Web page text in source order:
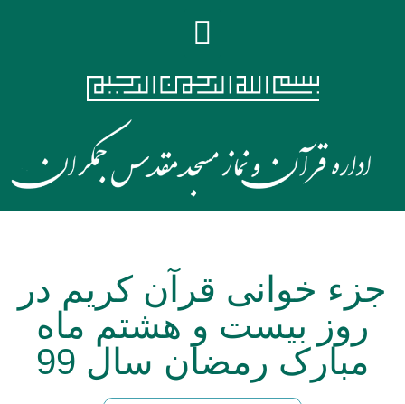
جزء خوانی قرآن کریم در
روز بیست و هشتم ماه
مبارک رمضان سال 99